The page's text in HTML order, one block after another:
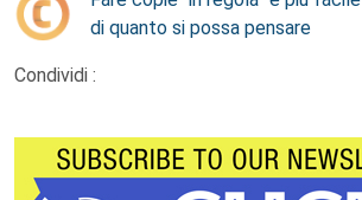
di quanto si possa pensare
Condividi :